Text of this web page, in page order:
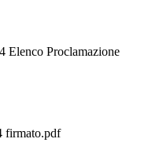
Elenco Proclamazione
firmato.pdf